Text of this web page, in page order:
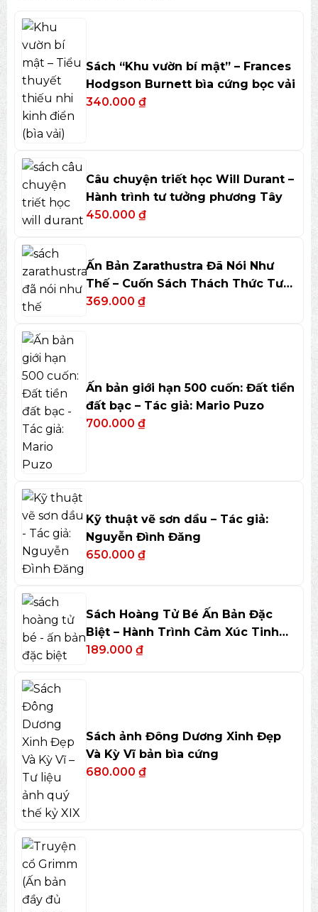
Sách “Khu vườn bí mật” – Frances
Hodgson Burnett bìa cứng bọc vải
340.000 ₫
Câu chuyện triết học Will Durant –
Hành trình tư tưởng phương Tây
450.000 ₫
Ấn Bản Zarathustra Đã Nói Như
Thế – Cuốn Sách Thách Thức Tư
Duy
369.000 ₫
Ấn bản giới hạn 500 cuốn: Đất tiền
đất bạc – Tác giả: Mario Puzo
700.000 ₫
Kỹ thuật vẽ sơn dầu – Tác giả:
Nguyễn Đình Đăng
650.000 ₫
Sách Hoàng Tử Bé Ấn Bản Đặc
Biệt – Hành Trình Cảm Xúc Tinh
Tế
189.000 ₫
Sách ảnh Đông Dương Xinh Đẹp
Và Kỳ Vĩ bản bìa cứng
680.000 ₫